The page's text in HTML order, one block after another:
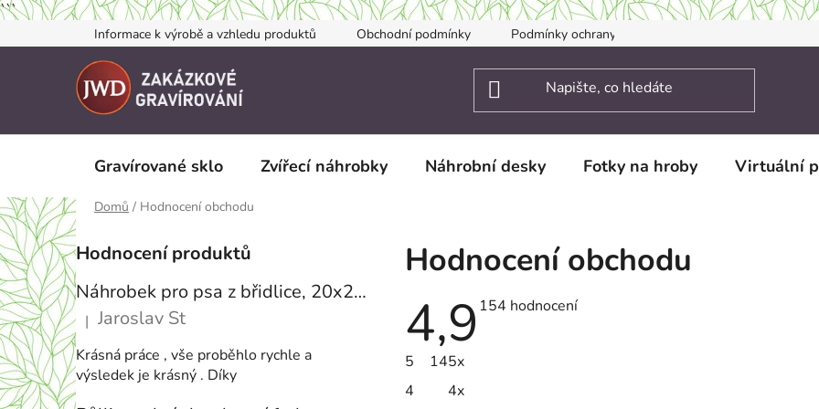
```
na
Informace k výrobě a vzhledu produktů Obchodní podmínky Podmínky ochrany osobních údajů
Gravírované sklo Zvířecí náhrobky Náhrobní desky Fotky na hroby Virtuální
Domů / Hodnocení obchodu
P
o
s
t
r
a
n
n
Hodnocení produktů
Náhrobek pro psa z břidlice, 20x20, S FOTKOU
Hodnocení produktu je 5 z 5 hvězdiček.
| Jaroslav St
Krásná práce , vše proběhlo rychle a
výsledek je krásný . Díky
Hodnocení obchodu
4,9 Průměrné
154 hodnocení
5
145x
4
4x